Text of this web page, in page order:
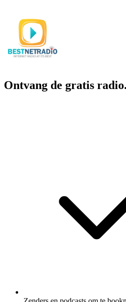
Ontvang de gratis